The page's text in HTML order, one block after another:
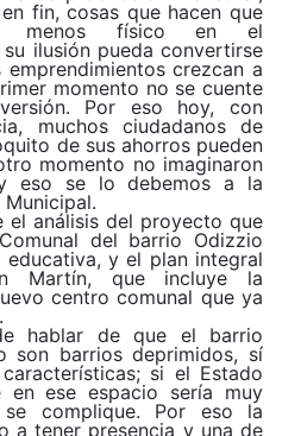
fin, cosas que hacen que
menos físico en el
ilusión pueda convertirse
crezcan a
momento no se cuente
Por eso hoy, con
muchos ciudadanos de
de sus ahorros pueden
momento no imaginaron
eso se lo debemos a la
análisis del proyecto que
del barrio Odizzio
y el plan integral
Martín, que incluye la
centro comunal que ya
hablar de que el barrio
son barrios deprimidos, sí
si el Estado
en ese espacio sería muy
complique. Por eso la
a tener presencia y una de